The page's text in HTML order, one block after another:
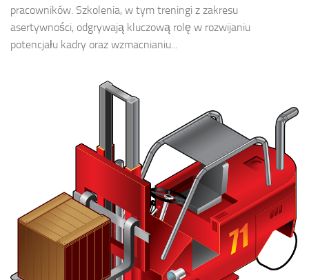
pracowników. Szkolenia, w tym treningi z zakresu
asertywności, odgrywają kluczową rolę w rozwijaniu
potencjału kadry oraz wzmacnianiu...